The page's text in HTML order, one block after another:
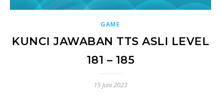
GAME
KUNCI JAWABAN TTS ASLI LEVEL
181 – 185
15 Juni 2023